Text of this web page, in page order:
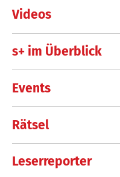
Videos
s+ im Überblick
Events
Rätsel
Leserreporter